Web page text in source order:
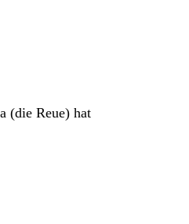
(die Reue) hat